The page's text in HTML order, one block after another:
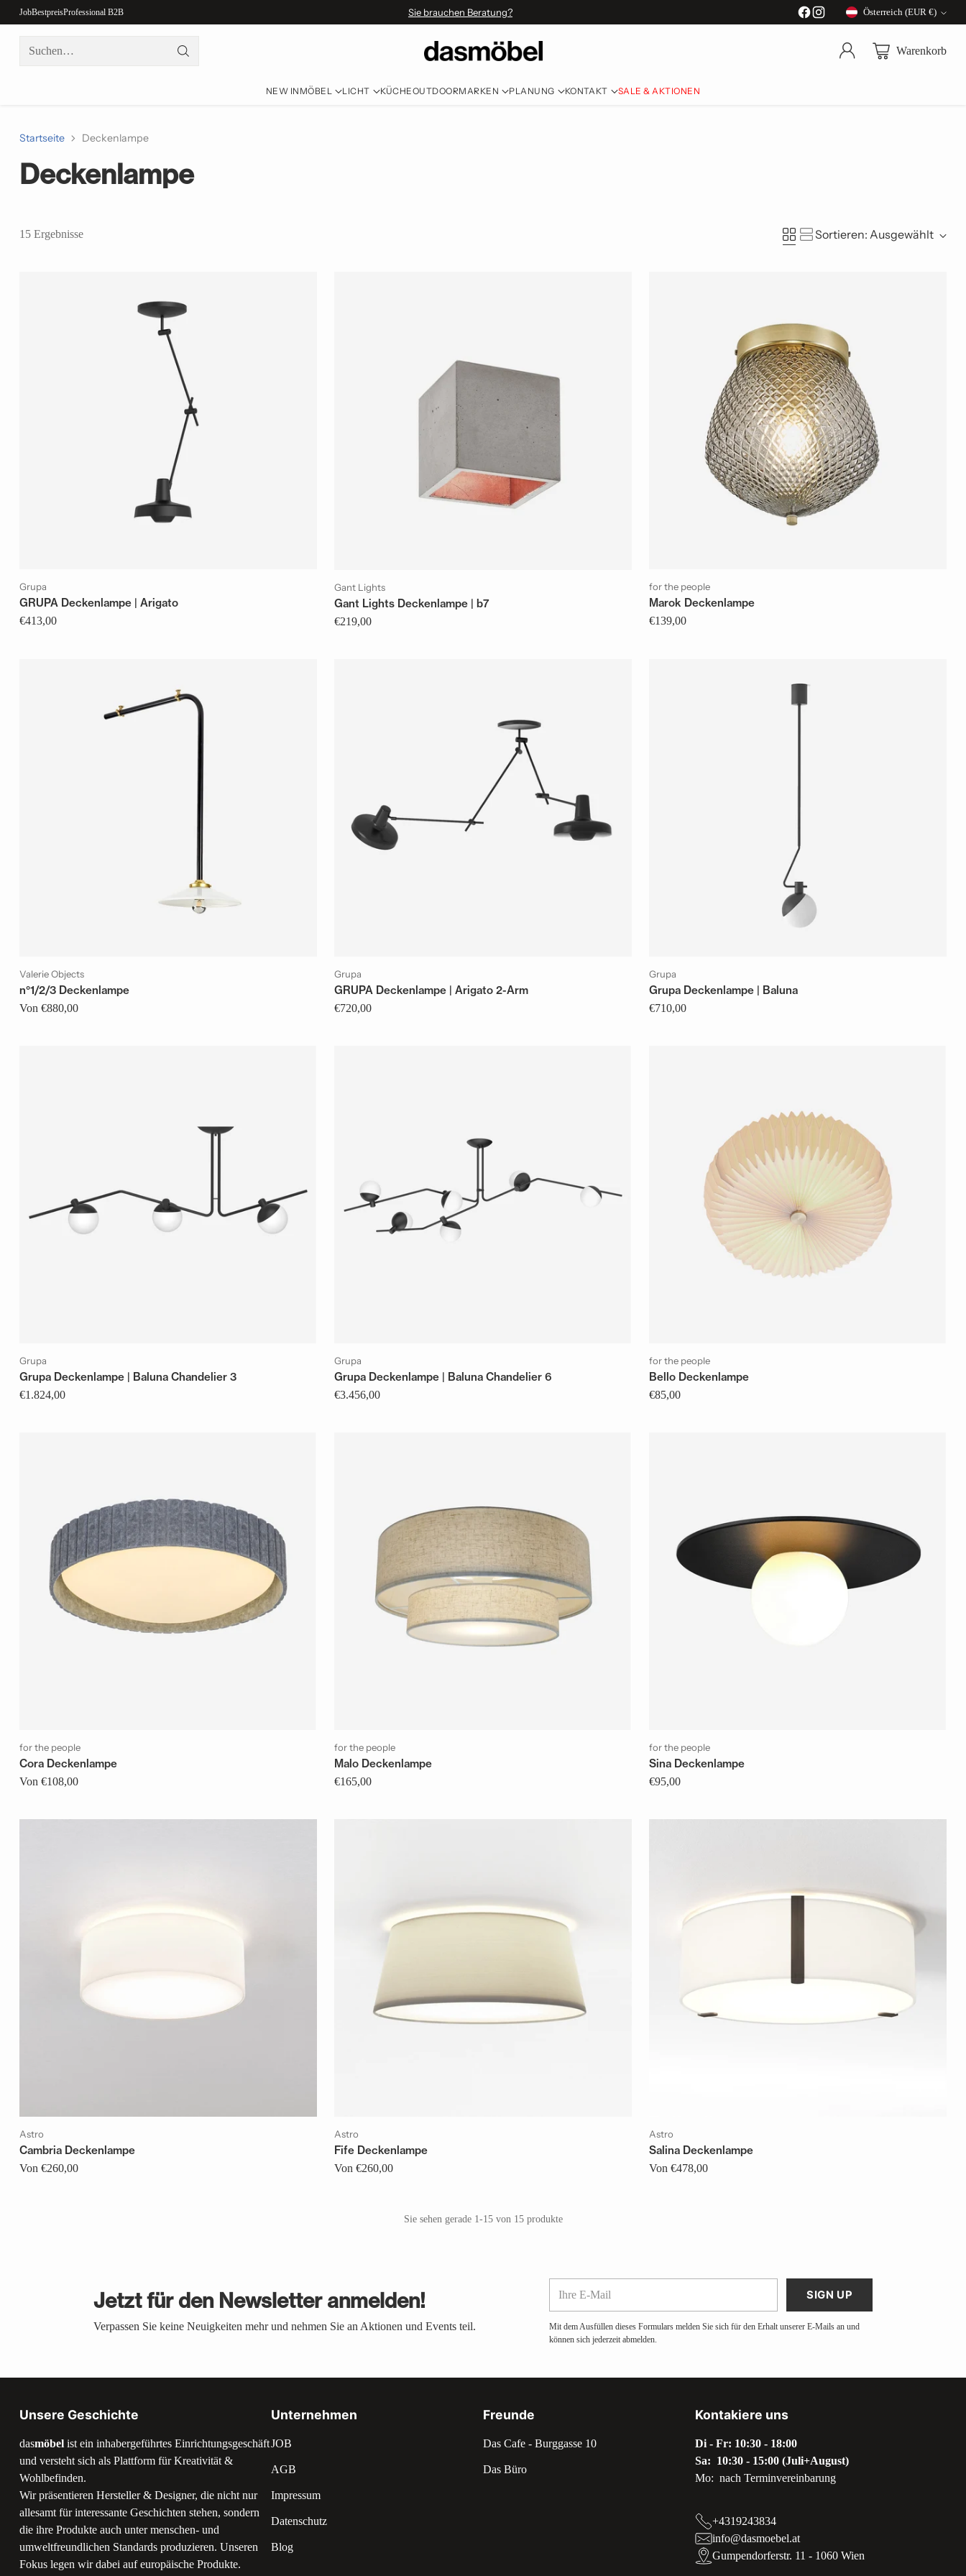
JobBestpreisProfessional B2B Sie brauchen Beratung?
Währung
Österreich (EUR €)
Suchen… Warenkorb
NEW IN MÖBEL LICHT KÜCHEOUTDOORMARKEN PLANUNG KONTAKT SALE & AKTIONEN
Startseite Deckenlampe
Deckenlampe
15 Ergebnisse Sortieren: Ausgewählt
Grupa
GRUPA Deckenlampe | Arigato
€413,00
Gant Lights
Gant Lights Deckenlampe | b7
€219,00
for the people
Marok Deckenlampe
€139,00
Valerie Objects
n°1/2/3 Deckenlampe
Von €880,00
Grupa
GRUPA Deckenlampe | Arigato 2-Arm
€720,00
Grupa
Grupa Deckenlampe | Baluna
€710,00
Grupa
Grupa Deckenlampe | Baluna Chandelier 3
€1.824,00
Grupa
Grupa Deckenlampe | Baluna Chandelier 6
€3.456,00
for the people
Bello Deckenlampe
€85,00
for the people
Cora Deckenlampe
Von €108,00
for the people
Malo Deckenlampe
€165,00
for the people
Sina Deckenlampe
€95,00
Astro
Cambria Deckenlampe
Von €260,00
Astro
Fife Deckenlampe
Von €260,00
Astro
Salina Deckenlampe
Von €478,00
Sie sehen gerade 1-15 von 15 produkte
Jetzt für den Newsletter anmelden!
Verpassen Sie keine Neuigkeiten mehr und nehmen Sie an Aktionen und Events teil.
Mail
SIGN UP
Mit dem Ausfüllen dieses Formulars melden Sie sich für den Erhalt unserer E-Mails an und
können sich jederzeit abmelden.
Unsere Geschichte
dasmöbel ist ein inhabergeführtes Einrichtungsgeschäft
und versteht sich als Plattform für Kreativität &
Wohlbefinden.
Wir präsentieren Hersteller & Designer, die nicht nur
allesamt für interessante Geschichten stehen, sondern
die ihre Produkte auch unter menschen- und
umweltfreundlichen Standards produzieren. Unseren
Fokus legen wir dabei auf europäische Produkte.
Unternehmen
JOB
AGB
Impressum
Datenschutz
Blog
Freunde
Das Cafe - Burggasse 10
Das Büro
Kontakiere uns
Di - Fr: 10:30 - 18:00
Sa: 10:30 - 15:00 (Juli+August)
Mo: nach Terminvereinbarung
+4319243834
info@dasmoebel.at
Gumpendorferstr. 11 - 1060 Wien